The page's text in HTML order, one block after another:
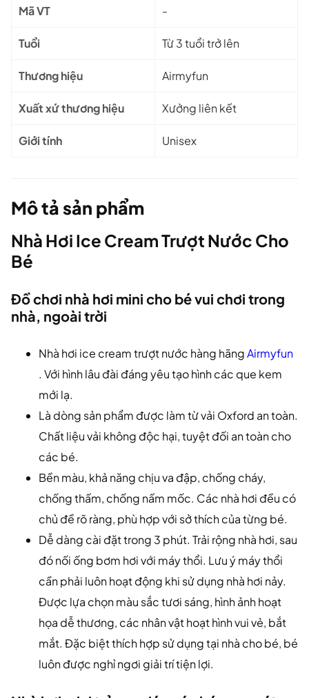
Mã VT -
Tuổi Từ 3 tuổi trở lên
Thương hiệu Airmyfun
Xuất xứ thương hiệu Xưởng liên kết
Giới tính Unisex
Mô tả sản phẩm
Nhà Hơi Ice Cream Trượt Nước Cho
Bé
Đồ chơi nhà hơi mini cho bé vui chơi trong
nhà, ngoài trời
Nhà hơi ice cream trượt nước hàng hãngAirmyfun
. Với hình lâu đài đáng yêu tạo hình các que kem
mới lạ.
Là dòng sản phẩm được làm từ vải Oxford an toàn.
Chất liệu vải không độc hại, tuyệt đối an toàn cho
các bé.
Bền màu, khả năng chịu va đập, chống cháy,
chống thấm, chống nấm mốc. Các nhà hơi đều có
chủ đề rõ ràng, phù hợp với sở thích của từng bé.
Dễ dàng cài đặt trong 3 phút. Trải rộng nhà hơi, sau
đó nối ống bơm hơi với máy thổi. Lưu ý máy thổi
cần phải luôn hoạt động khi sử dụng nhà hơi nảy.
Được lựa chọn màu sắc tươi sáng, hình ảnh hoạt
họa dễ thương, các nhân vật hoạt hình vui vẻ, bắt
mắt. Đặc biệt thích hợp sử dụng tại nhà cho bé, bé
luôn được nghỉ ngơi giải trí tiện lợi.